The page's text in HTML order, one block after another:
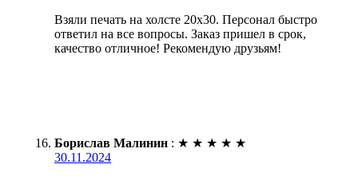
Взяли печать на холсте 20х30. Персонал быстро
ответил на все вопросы. Заказ пришел в срок,
качество отличное! Рекомендую друзьям!
Борислав Малинин : ★ ★ ★ ★ ★
30.11.2024